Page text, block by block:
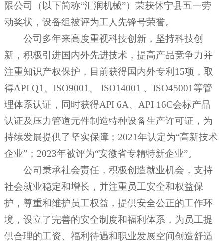
限公司（以下简称“汇润机械”）荣获休宁县五一劳
动奖状，设备组被评为工人先锋号荣誉。
公司多年来高度重视科技创新，坚持科技创
新，积极引进国内外先进技术，提高产品竞争力并
注重知识产权保护，目前获得国内外专利15项，取
得API Q1、ISO9001、 ISO14001 、ISO45001等管
理体系认证，同时获得API 6A、API 16C会标产品
认证及压力管道元件制造特种设备生产许可证，为
持续发展提供了坚实保障；2021年认定为“高新技术
企业”；2023年被评为“安徽省专精特新企业”。
公司秉承社会责任，积极创造就业机会，支持
社会就业稳定和增长，并注重员工安全和权益保
护，尊重和维护员工权益，提供安全公正的工作环
境，设立了完善的安全制度和福利体系，为员工提
供合理的工资、福利待遇和职业发展空间创造舒适